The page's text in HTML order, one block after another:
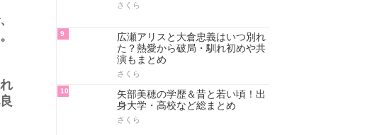
さくら
9
広瀬アリスと大倉忠義はいつ別れ
た？熱愛から破局・馴れ初めや共
演もまとめ
さくら
10
矢部美穂の学歴＆昔と若い頃！出
身大学・高校など総まとめ
さくら